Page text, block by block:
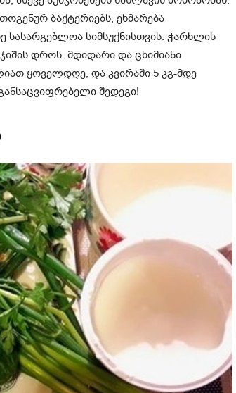
ბაქტერიებს, ეხმარება
სიმსუქნისთვის. ჭარხლის
დროს. მდიდარი და ცხიმიანი
ყოველდღე, და კვირაში 5 კგ-მდე
შედეგი!